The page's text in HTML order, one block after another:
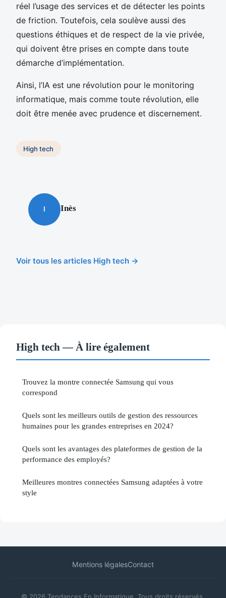
réel l’usage des services et de détecter les points
de friction. Toutefois, cela soulève aussi des
questions éthiques et de respect de la vie privée,
qui doivent être prises en compte dans toute
démarche d’implémentation.
Ainsi, l’IA est une révolution pour le monitoring
informatique, mais comme toute révolution, elle
doit être menée avec prudence et discernement.
High tech
I Inès
Voir tous les articles High tech →
High tech — À lire également
Trouvez la montre connectée Samsung qui vous
correspond
Quels sont les meilleurs outils de gestion des ressources
humaines pour les grandes entreprises en 2024?
Quels sont les avantages des plateformes de gestion de la
performance des employés?
Meilleures montres connectées Samsung adaptées à votre
style
Mentions légalesContact
© 2026 Tendances En Informatique. Tous droits réservés.